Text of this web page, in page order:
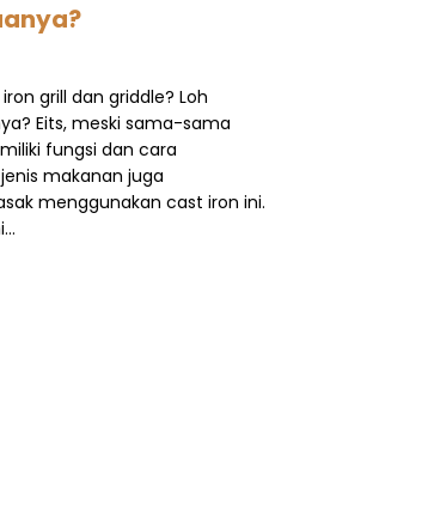
grill dan griddle? Loh
Eits, meski sama-sama
fungsi dan cara
makanan juga
menggunakan cast iron ini.